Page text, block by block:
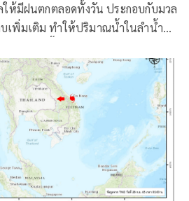
ห้มีฝนตกตลอดทั้งวัน ประกอบกับมวล
เพิ่มเติม ทำให้ปริมาณน้ำในลำน้ำชีที่